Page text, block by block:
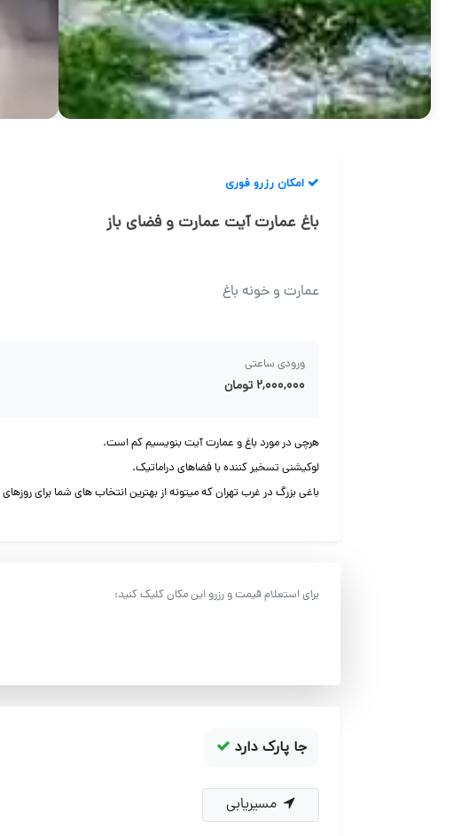
امکان رزرو فوری
باغ عمارت آیت عمارت و فضای باز
عمارت و خونه باغ
ورودی ساعتی
۲,۰۰۰,۰۰۰ تومان
هرچی در مورد باغ و عمارت آیت بنویسیم کم است.
لوکیشنی تسخیر کننده با فضاهای دراماتیک.
باغی بزرگ در غرب تهران که میتونه از بهترین انتخاب های شما برای
برای استعلام قیمت و رزرو این مکان کلیک کنید:
جا پارک دارد
مسیریابی